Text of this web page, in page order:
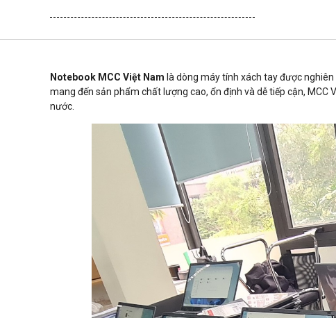
Notebook MCC Việt Nam là dòng máy tính xách tay được
mang đến sản phẩm chất lượng cao, ổn định và dễ tiếp cận,
nước.